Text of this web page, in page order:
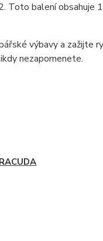
Toto balení obsahuje
výbavy a zažijte
nezapomenete.